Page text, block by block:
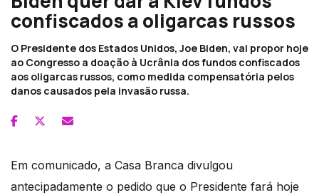
confiscados a oligarcas russos
O Presidente dos Estados Unidos, Joe Biden, vai propor hoje
ao Congresso a doação à Ucrânia dos fundos confiscados
aos oligarcas russos, como medida compensatória pelos
danos causados pela invasão russa.
Em comunicado, a Casa Branca divulgou
antecipadamente o pedido que o Presidente fará hoje